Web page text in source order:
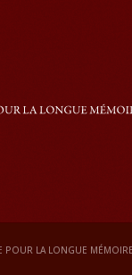
POUR LA LONGUE